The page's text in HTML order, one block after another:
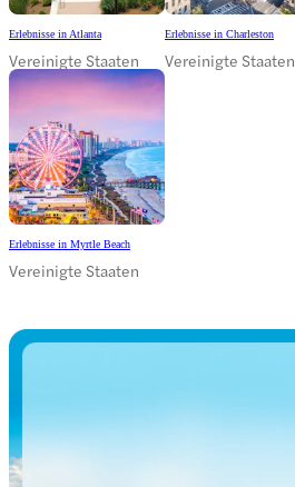
Erlebnisse in Atlanta
Vereinigte Staaten
Erlebnisse in Charleston
Vereinigte Staaten
Erlebnisse in Myrtle Beach
Vereinigte Staaten